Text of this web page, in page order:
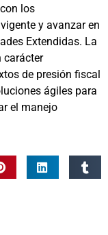
los
y avanzar en
Extendidas. La
carácter
de presión fiscal
ágiles para
el manejo